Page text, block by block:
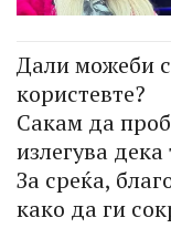
Дали можеби
користевте?
Сакам да
излегува
За среќа,
како да ги